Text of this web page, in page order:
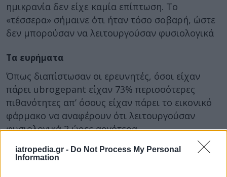
iatropedia.gr - Do Not Process My Personal
Information
ημικρανία δεν είχε καμία επίπτωση. Το
«τέσσερα» σήμαινε ότι ήταν τόσο σοβαρή, ώστε
δεν μπορούσαν να λειτουργούσαν φυσιολογικά
Τα ευρήματα
Όπως διαπίστωσαν οι ερευνητές, όσοι είχαν
πάρει ubrogepant είχαν 73% περισσότερες
πιθανότητες απ’ όσους είχαν πάρει το εικονικό
φάρμακο να αναφέρουν ότι λειτουργούσαν
φυσιολογικά 2 ώρες αργότερα.
Αντίστοιχα, 24 ώρες αργότερα το 65% όσων
είχαν λάβει ubrogepant ανέφεραν ότι η